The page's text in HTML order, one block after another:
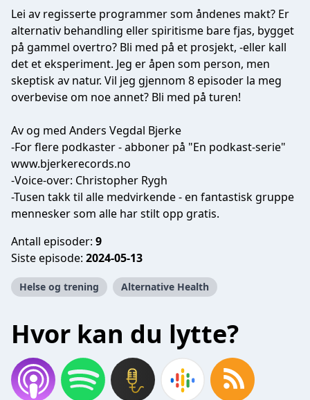
Lei av regisserte programmer som åndenes makt? Er
alternativ behandling eller spiritisme bare fjas, bygget
på gammel overtro? Bli med på et prosjekt, -eller kall
det et eksperiment. Jeg er åpen som person, men
skeptisk av natur. Vil jeg gjennom 8 episoder la meg
overbevise om noe annet? Bli med på turen!
Av og med Anders Vegdal Bjerke
-For flere podkaster - abboner på "En podkast-serie"
www.bjerkerecords.no
-Voice-over: Christopher Rygh
-Tusen takk til alle medvirkende - en fantastisk gruppe
mennesker som alle har stilt opp gratis.
Antall episoder: 9
Siste episode: 2024-05-13
Helse og trening Alternative Health
Hvor kan du lytte?